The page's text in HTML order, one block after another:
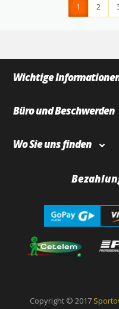
1 2
Wichtige
Büro und Beschwerden
Wo Sie uns finden
Copyright © 2017